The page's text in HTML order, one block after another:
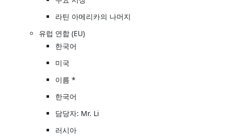
라틴 아메리카의 나머지
유럽 연합 (EU)
한국어
미국
이름 *
한국어
담당자: Mr. Li
러시아